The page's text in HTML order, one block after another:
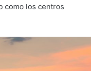
como los centros